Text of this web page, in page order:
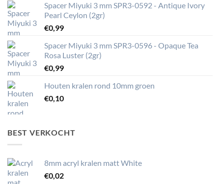
Spacer Miyuki 3 mm SPR3-0592 - Antique Ivory
Pearl Ceylon (2gr)
€0,99
Spacer Miyuki 3 mm SPR3-0596 - Opaque Tea
Rosa Luster (2gr)
€0,99
Houten kralen rond 10mm groen
€0,10
BEST VERKOCHT
8mm acryl kralen matt White
€0,02